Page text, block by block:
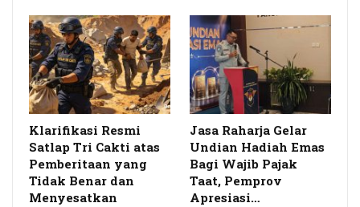
Klarifikasi Resmi
Satlap Tri Cakti atas
Pemberitaan yang
Tidak Benar dan
Menyesatkan
Jasa Raharja Gelar
Undian Hadiah Emas
Bagi Wajib Pajak
Taat, Pemprov
Apresiasi…